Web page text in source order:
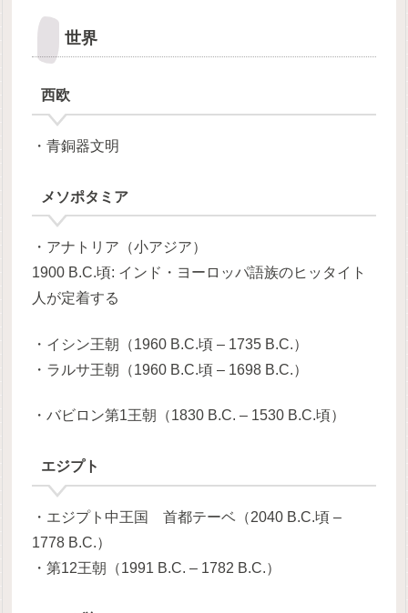
世界
西欧
・青銅器文明
メソポタミア
・アナトリア（小アジア）
1900 B.C.頃: インド・ヨーロッパ語族のヒッタイト
人が定着する
・イシン王朝（1960 B.C.頃 – 1735 B.C.）
・ラルサ王朝（1960 B.C.頃 – 1698 B.C.）
・バビロン第1王朝（1830 B.C. – 1530 B.C.頃）
エジプト
・エジプト中王国 首都テーベ（2040 B.C.頃 –
1778 B.C.）
・第12王朝（1991 B.C. – 1782 B.C.）